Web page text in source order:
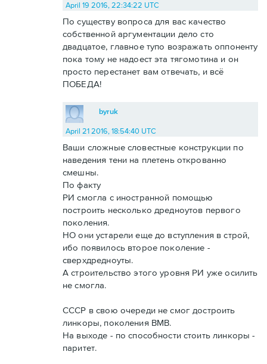
April 19 2016, 22:34:22 UTC
По существу вопроса для вас качество
собственной аргументации дело сто
двадцатое, главное тупо возражать оппоненту
пока тому не надоест эта тягомотина и он
просто перестанет вам отвечать, и всё
ПОБЕДА!
byruk
April 21 2016, 18:54:40 UTC
Ваши сложные словестные конструкции по
наведения тени на плетень открованно
смешны.
По факту
РИ смогла с иностранной помощью
построить несколько дредноутов первого
поколения.
НО они устарели еще до вступления в строй,
ибо появилось второе поколение -
сверхдредноуты.
А строительство этого уровня РИ уже осилить
не смогла.
СССР в свою очереди не смог достроить
линкоры, поколения ВМВ.
На выходе - по способности стоить линкоры -
паритет.